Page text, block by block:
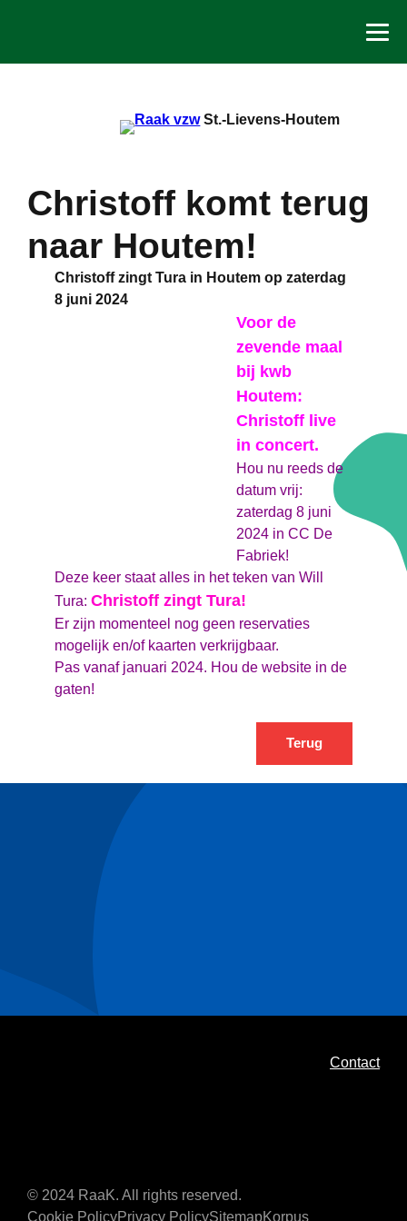
St.-Lievens-Houtem
Christoff komt terug
naar Houtem!
Christoff zingt Tura in Houtem op zaterdag
8 juni 2024
Voor de
zevende maal
bij kwb
Houtem:
Christoff live
in concert.
Hou nu reeds de
datum vrij:
zaterdag 8 juni
2024 in CC De
Fabriek!
Deze keer staat alles in het teken van Will
Tura: Christoff zingt Tura!
Er zijn momenteel nog geen reservaties
mogelijk en/of kaarten verkrijgbaar.
Pas vanaf januari 2024. Hou de website in de
gaten!
Terug
Contact
© 2024 RaaK. All rights reserved.
Cookie PolicyPrivacy PolicySitemapKorpus